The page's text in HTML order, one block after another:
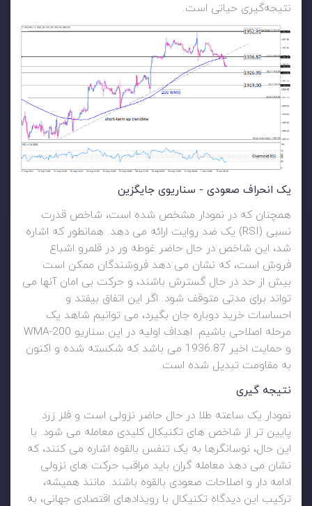
نتیجه‌گیری حیاتی است.
یک انحراف صعودی - سناریوی جایگزین
همچنان که در نمودار مشخص شده است، شاخص قدرت
نسبی (RSI) یک ضد روایت ارائه می دهد. همانطور که اشاره
شد، این شاخص در حال حاضر غوطه ور در قلمرو اشباع
فروش است، که نشان می دهد فروشندگان ممکن است
بیش از حد در حال گسترش باشند، و حرکت بی امان آنها می
تواند برای مدتی متوقف شود. اگر این اتفاق بیفتد و
احساسات خرید دوباره جان بگیرد، می توانیم شاهد یک
مرحله اصلاحی باشیم. اهداف اولیه در این سناریو 200-WMA
و حمایت اخیر 1936.87 می باشد که شکسته شده و اکنون
به مقاومت تبدیل شده است.
نتیجه گیری
نمودار یک ساعته طلا در حال حاضر نزولی است و فلز زرد
پایین تر از شاخص های تکنیکال کلیدی معامله می شود. با
این حال، نوسانگرها به یک تنفس بالقوه اشاره می کنند، که
نشان می دهد معامله گران باید مراقب حرکت های نزولی
ادامه دار و اصلاحات صعودی بالقوه باشند. مانند همیشه،
ترکیب این دیدگاه تکنیکال با رویدادهای اقتصادی جهانی، به